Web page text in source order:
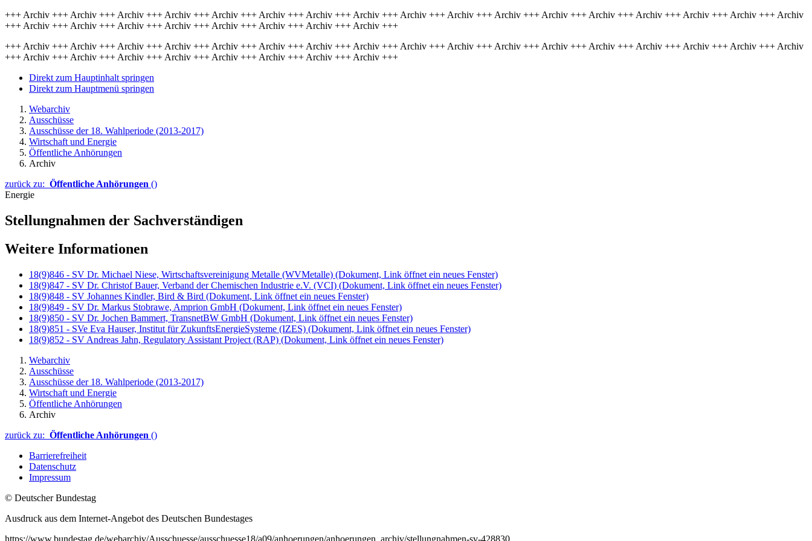
+++ Archiv +++ Archiv +++ Archiv +++ Archiv +++ Archiv +++ Archiv +++ Archiv +++ Archiv +++ Archiv +++ Archiv +++ Archiv +++ Archiv +++ Archiv +++ Archiv +++ Archiv +++ Archiv +++ Archiv
+++ Archiv +++ Archiv +++ Archiv +++ Archiv +++ Archiv +++ Archiv +++ Archiv +++ Archiv +++
+++ Archiv +++ Archiv +++ Archiv +++ Archiv +++ Archiv +++ Archiv +++ Archiv +++ Archiv +++ Archiv +++ Archiv +++ Archiv +++ Archiv +++ Archiv +++ Archiv +++ Archiv +++ Archiv +++ Archiv
+++ Archiv +++ Archiv +++ Archiv +++ Archiv +++ Archiv +++ Archiv +++ Archiv +++ Archiv +++
Direkt zum Hauptinhalt springen
Direkt zum Hauptmenü springen
Webarchiv
Ausschüsse
Ausschüsse der 18. Wahlperiode (2013-2017)
Wirtschaft und Energie
Öffentliche Anhörungen
Archiv
zurück zu: Öffentliche Anhörungen ()
Energie
Stellungnahmen der Sachverständigen
Weitere Informationen
18(9)846 - SV Dr. Michael Niese, Wirtschaftsvereinigung Metalle (WVMetalle) (Dokument, Link öffnet ein neues Fenster)
18(9)847 - SV Dr. Christof Bauer, Verband der Chemischen Industrie e.V. (VCI) (Dokument, Link öffnet ein neues Fenster)
18(9)848 - SV Johannes Kindler, Bird & Bird (Dokument, Link öffnet ein neues Fenster)
18(9)849 - SV Dr. Markus Stobrawe, Amprion GmbH (Dokument, Link öffnet ein neues Fenster)
18(9)850 - SV Dr. Jochen Bammert, TransnetBW GmbH (Dokument, Link öffnet ein neues Fenster)
18(9)851 - SVe Eva Hauser, Institut für ZukunftsEnergieSysteme (IZES) (Dokument, Link öffnet ein neues Fenster)
18(9)852 - SV Andreas Jahn, Regulatory Assistant Project (RAP) (Dokument, Link öffnet ein neues Fenster)
Webarchiv
Ausschüsse
Ausschüsse der 18. Wahlperiode (2013-2017)
Wirtschaft und Energie
Öffentliche Anhörungen
Archiv
zurück zu: Öffentliche Anhörungen ()
Barrierefreiheit
Datenschutz
Impressum
© Deutscher Bundestag
Ausdruck aus dem Internet-Angebot des Deutschen Bundestages
https://www.bundestag.de/webarchiv/Ausschuesse/ausschuesse18/a09/anhoerungen/anhoerungen_archiv/stellungnahmen-sv-428830